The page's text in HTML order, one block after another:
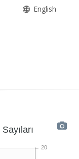
English
20